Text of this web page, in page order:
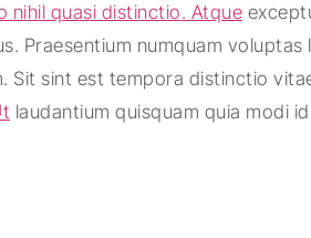
nihil quasi distinctio. Atque
Praesentium numquam
Sit sint est tempora distinctio
laudantium quisquam quia modi